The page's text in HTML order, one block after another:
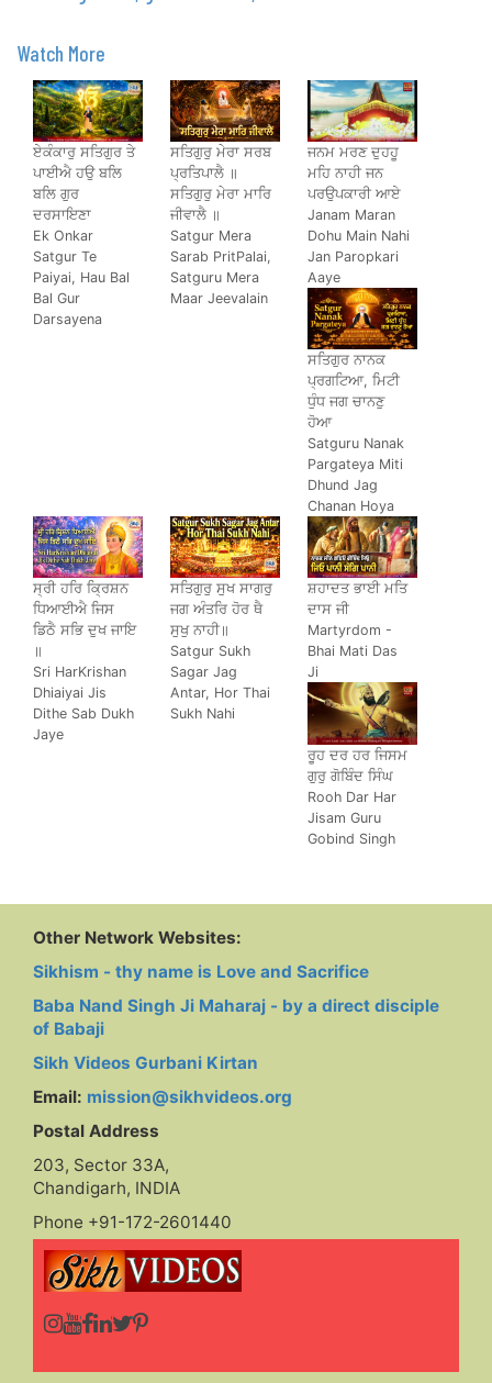
Watch More
ਏਕੰਕਾਰੁ ਸਤਿਗੁਰ ਤੇ
ਪਾਈਐ ਹਉ ਬਲਿ
ਬਲਿ ਗੁਰ
ਦਰਸਾਇਣਾ
Ek Onkar
Satgur Te
Paiyai, Hau Bal
Bal Gur
Darsayena
ਸਤਿਗੁਰੁ ਮੇਰਾ ਸਰਬ
ਪ੍ਰਤਿਪਾਲੈ ॥
ਸਤਿਗੁਰੁ ਮੇਰਾ ਮਾਰਿ
ਜੀਵਾਲੈ ॥
Satgur Mera
Sarab PritPalai,
Satguru Mera
Maar Jeevalain
ਜਨਮ ਮਰਣ ਦੁਹਹੂ
ਮਹਿ ਨਾਹੀ ਜਨ
ਪਰਉਪਕਾਰੀ ਆਏ
Janam Maran
Dohu Main Nahi
Jan Paropkari
Aaye
ਸਤਿਗੁਰ ਨਾਨਕ
ਪ੍ਰਗਟਿਆ, ਮਿਟੀ
ਧੁੰਧ ਜਗ ਚਾਨਣੁ
ਹੋਆ
Satguru Nanak
Pargateya Miti
Dhund Jag
Chanan Hoya
ਸ੍ਰੀ ਹਰਿ ਕ੍ਰਿਸ਼ਨ
ਧਿਆਈਐ ਜਿਸ
ਡਿਠੈ ਸਭਿ ਦੁਖ ਜਾਇ
॥
Sri HarKrishan
Dhiaiyai Jis
Dithe Sab Dukh
Jaye
ਸਤਿਗੁਰੁ ਸੁਖ ਸਾਗਰੁ
ਜਗ ਅੰਤਰਿ ਹੋਰ ਥੈ
ਸੁਖੁ ਨਾਹੀ॥
Satgur Sukh
Sagar Jag
Antar, Hor Thai
Sukh Nahi
ਸ਼ਹਾਦਤ ਭਾਈ ਮਤਿ
ਦਾਸ ਜੀ
Martyrdom -
Bhai Mati Das
Ji
ਰੂਹ ਦਰ ਹਰ ਜਿਸਮ
ਗੁਰੁ ਗੋਬਿੰਦ ਸਿੰਘ
Rooh Dar Har
Jisam Guru
Gobind Singh
Other Network Websites:
Sikhism - thy name is Love and Sacrifice
Baba Nand Singh Ji Maharaj - by a direct disciple
of Babaji
Sikh Videos Gurbani Kirtan
Email: mission@sikhvideos.org
Postal Address
203, Sector 33A,
Chandigarh, INDIA
Phone +91-172-2601440